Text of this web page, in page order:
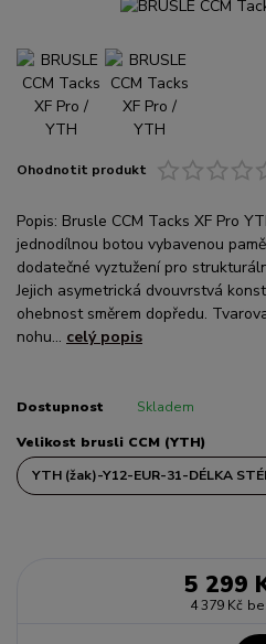
Ohodnotit produkt
Popis: Brusle CCM Tacks XF Pro
jednodílnou botou vybavenou
dodatečné vyztužení pro
Jejich asymetrická dvouvrstvá
ohebnost směrem dopředu.
nohu... celý popis
Dostupnost Skladem
Velikost brusli CCM (YTH)
5 299
4 379 Kč